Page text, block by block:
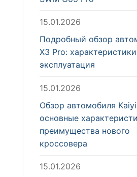
15.01.2026
Подробный обзор
X3 Pro:
эксплуатация
15.01.2026
Обзор автомобиля
основные
преимущества нового
кроссовера
15.01.2026